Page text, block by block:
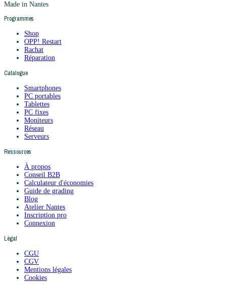
Made in Nantes
Programmes
Shop
OPP! Restart
Rachat
Réparation
Catalogue
Smartphones
PC portables
Tablettes
PC fixes
Moniteurs
Réseau
Serveurs
Ressources
À propos
Conseil B2B
Calculateur d'économies
Guide de grading
Blog
Atelier Nantes
Inscription pro
Connexion
Légal
CGU
CGV
Mentions légales
Cookies